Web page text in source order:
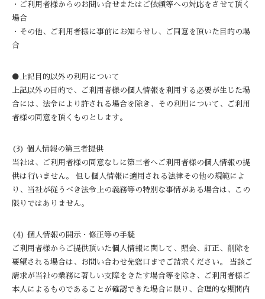
・ご利用者様からのお問い合せまたはご依頼等への対応をさせて頂く
場合
・その他、ご利用者様に事前にお知らせし、ご同意を頂いた目的の場
合
●上記目的以外の利用について
上記以外の目的で、ご利用者様の個人情報を利用する必要が生じた場
合には、法令により許される場合を除き、その利用について、ご利用
者様の同意を頂くものとします。
(3) 個人情報の第三者提供
当社は、ご利用者様の同意なしに第三者へご利用者様の個人情報の提
供は行いません。 但し個人情報に適用される法律その他の規範によ
り、当社が従うべき法令上の義務等の特別な事情がある場合は、この
限りではありません。
(4) 個人情報の開示・修正等の手続
ご利用者様からご提供頂いた個人情報に関して、照会、訂正、削除を
要望される場合は、お問い合わせ先窓口までご請求ください。 当該ご
請求が当社の業務に著しい支障をきたす場合等を除き、ご利用者様ご
本人によるものであることが確認できた場合に限り、合理的な期間内